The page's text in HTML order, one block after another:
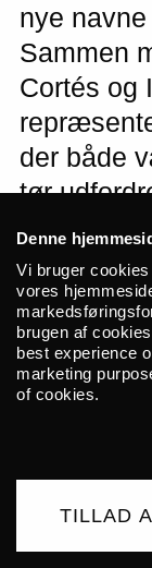
Denne
Vi bruger
vores
brugen af
best experience
marketing
of cookies.
TILLAD
nye
Sammen
Cortés og
der både
tør
ALICE til
Danmark,
roste
intime
den
Benito
som en af
moderne
genrens